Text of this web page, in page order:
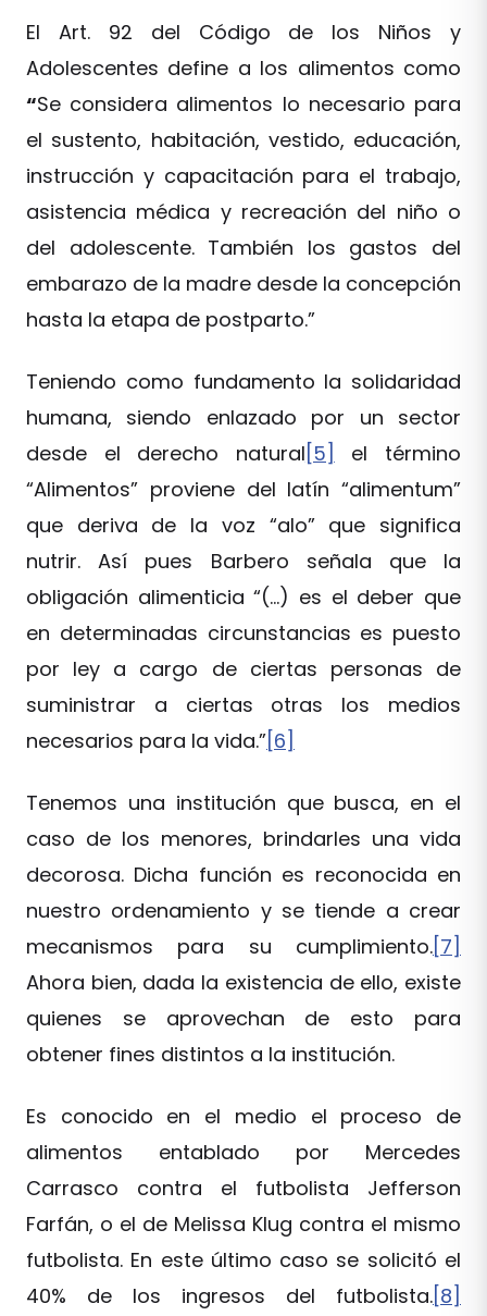
El Art. 92 del Código de los Niños y
Adolescentes define a los alimentos como
“Se considera alimentos lo necesario para
el sustento, habitación, vestido, educación,
instrucción y capacitación para el trabajo,
asistencia médica y recreación del niño o
del adolescente. También los gastos del
embarazo de la madre desde la concepción
hasta la etapa de postparto.”
Teniendo como fundamento la solidaridad
humana, siendo enlazado por un sector
desde el derecho natural [5]
el término
“Alimentos” proviene del latín “alimentum”
que deriva de la voz “alo” que significa
nutrir. Así pues Barbero señala que la
obligación alimenticia “(…) es el deber que
en determinadas circunstancias es puesto
por ley a cargo de ciertas personas de
suministrar a ciertas otras los medios
necesarios para la vida.”[6]
Tenemos una institución que busca, en el
caso de los menores, brindarles una vida
decorosa. Dicha función es reconocida en
nuestro ordenamiento y se tiende a crear
mecanismos para su cumplimiento.[7]
Ahora bien, dada la existencia de ello, existe
quienes se aprovechan de esto para
obtener fines distintos a la institución.
Es conocido en el medio el proceso de
alimentos entablado por Mercedes
Carrasco contra el futbolista Jefferson
Farfán, o el de Melissa Klug contra el mismo
futbolista. En este último caso se solicitó el
40% de los ingresos del futbolista.[8]